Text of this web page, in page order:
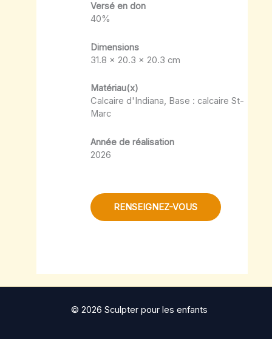
Versé en don
40%
Dimensions
31.8 x 20.3 x 20.3 cm
Matériau(x)
Calcaire d'Indiana, Base : calcaire St-
Marc
Année de réalisation
2026
RENSEIGNEZ-VOUS
© 2026 Sculpter pour les enfants